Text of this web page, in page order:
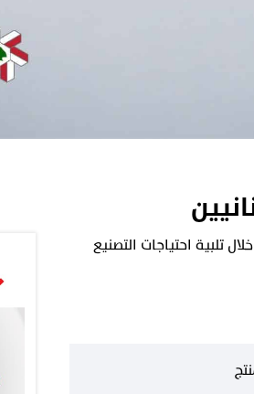
تلبية احتياجات التصنيع